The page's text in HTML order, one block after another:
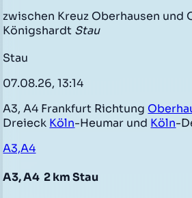
zwischen Kreuz Oberhausen und
Königshardt Stau
Stau
07.08.26, 13:14
A3, A4 Frankfurt Richtung
Dreieck Köln-Heumar und Köln-
A3,A4
A3, A4 2 km Stau